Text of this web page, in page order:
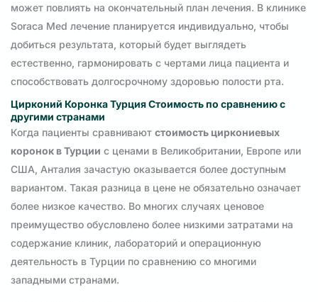
может повлиять на окончательный план лечения. В клинике
Soraca Med лечение планируется индивидуально, чтобы
добиться результата, который будет выглядеть
естественно, гармонировать с чертами лица пациента и
способствовать долгосрочному здоровью полости рта.
Цирконий Коронка Турция Стоимость по сравнению с
другими странами
Когда пациенты сравнивают стоимость циркониевых
коронок в Турции с ценами в Великобритании, Европе или
США, Анталия зачастую оказывается более доступным
вариантом. Такая разница в цене не обязательно означает
более низкое качество. Во многих случаях ценовое
преимущество обусловлено более низкими затратами на
содержание клиник, лабораторий и операционную
деятельность в Турции по сравнению со многими
западными странами.